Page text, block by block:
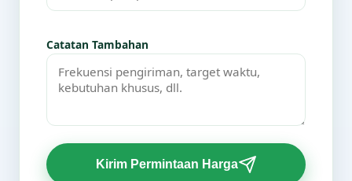
Catatan Tambahan
Kirim Permintaan Harga